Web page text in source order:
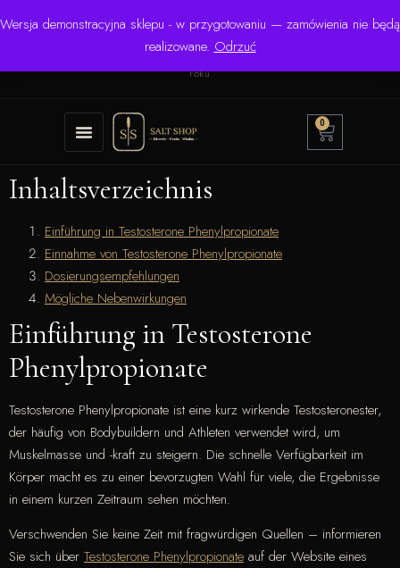
Wersja demonstracyjna sklepu - w przygotowaniu — zamówienia nie będą
realizowane. Odrzuć
☎ +48 506 504 900
✉
krzysztof.lipinski@salinarium.com
Pon.–Pt. 8:00–16:00 | Bezpośredni importer od 1999
roku
0
Inhaltsverzeichnis
Einführung in Testosterone Phenylpropionate
Einnahme von Testosterone Phenylpropionate
Dosierungsempfehlungen
Mögliche Nebenwirkungen
Einführung in Testosterone
Phenylpropionate
Testosterone Phenylpropionate ist eine kurz wirkende Testosteronester,
der häufig von Bodybuildern und Athleten verwendet wird, um
Muskelmasse und -kraft zu steigern. Die schnelle Verfügbarkeit im
Körper macht es zu einer bevorzugten Wahl für viele, die Ergebnisse
in einem kurzen Zeitraum sehen möchten.
Verschwenden Sie keine Zeit mit fragwürdigen Quellen – informieren
Sie sich über Testosterone Phenylpropionate auf der Website eines